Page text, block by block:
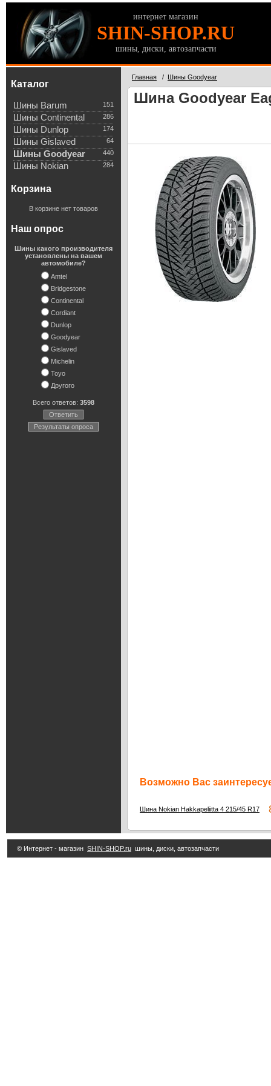
интернет магазин
SHIN-SHOP.RU
шины, диски, автозапчасти
Каталог
151
Шины Barum
286
Шины Continental
174
Шины Dunlop
64
Шины Gislaved
440
Шины Goodyear
284
Шины Nokian
Корзина
В корзине нет товаров
Наш опрос
Шины какого производителя
установлены на вашем
автомобиле?
Amtel
Bridgestone
Continental
Cordiant
Dunlop
Goodyear
Gislaved
Michelin
Toyo
Другого
Всего ответов: 3598
Ответить
Результаты опроса
Главная / Шины Goodyear
Шина Goodyear
Возможно Вас
Шина Nokian Hakkapeliitta 4 215/45 R17
© Интернет - магазин SHIN-SHOP.ru шины, диски, автозапчасти